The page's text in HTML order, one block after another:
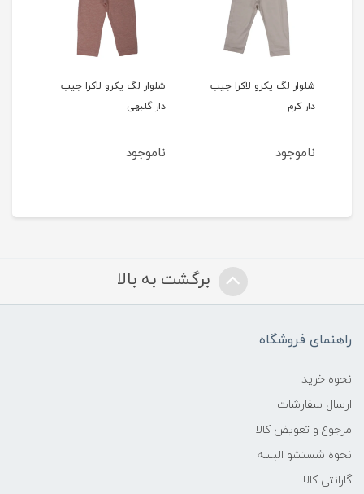
شلوار لگ یکرو لاکرا جیب
ناموجود
شلوار لگ یکرو لاکرا جیب
دار آبی تیره
ناموجود
برگشت به بالا
راهنمای فروشگاه
نحوه خرید
ارسال سفارشات
مرجوع و تعویض کالا
نحوه شستشو البسه
گارانتی کالا